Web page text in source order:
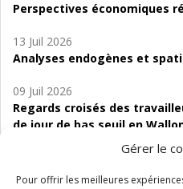
Gérer le
Pour offrir les meilleures
Perspectives économiques
13 Juil 2026
Analyses endogènes et
09 Juil 2026
Regards croisés des
de jour de bas seuil en
06 Juil 2026